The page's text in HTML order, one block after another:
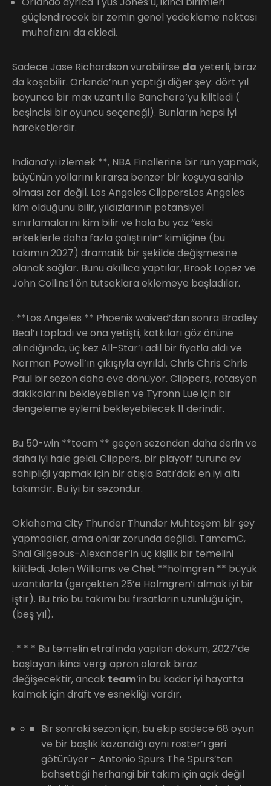
güçlendirecek bir zemin genel yedekleme noktası
muhafızını da ekledi.
Sadece Jase Richardson vurabilirse da yeterli, biraz
da koşabilir. Orlando’nun yaptığı diğer şey: dört yıl
boyunca bir max uzantı ile Banchero’yu kilitledi (
beşincisi bir oyuncu seçeneği). Bunların hepsi iyi
hareketlerdir.
Indiana’yı izlemek **, NBA Finallerine bir run yapmak,
büyünün yollarını kırarsa benzer bir koşuya sahip
olması zor değil. Los Angeles ClippersLos Angeles
kim olduğunu bilir, yıldızlarının potansiyel
sınırlamalarını kim bilir ve hala bu yaz “eski
erkeklerle daha fazla çalıştırılır” kimliğine (bu
takımın 2027) dramatik bir şekilde değişmesine
olanak sağlar. Bunu akıllıca yaptılar, Brook Lopez ve
John Collins’i ön tutsaklara eklemeye başladılar.
. **Los Angeles ** Phoenix waived’dan sonra Bradley
Beal’ı topladı ve ona yetişti, katkıları göz önüne
alındığında, üç kez All-Star’ı adil bir fiyatla aldı ve
Norman Powell’ın çıkışıyla ayrıldı. Chris Chris Chris
Paul bir sezon daha eve dönüyor. Clippers, rotasyon
dakikalarını bekleyebilen ve Tyronn Lue için bir
dengeleme eylemi bekleyebilecek 11 derindir.
Bu 50-win **team ** geçen sezondan daha derin ve
daha iyi hale geldi. Clippers, bir playoff turuna ev
sahipliği yapmak için bir atışla Batı’daki en iyi altı
takımdır. Bu iyi bir sezondur.
Oklahoma City Thunder Thunder Muhteşem bir şey
yapmadılar, ama onlar zorunda değildi. TamamC,
Shai Gilgeous-Alexander’in üç kişilik bir temelini
kilitledi, Jalen Williams ve Chet **holmgren ** büyük
uzantılarla (gerçekten 25’e Holmgren’i almak iyi bir
iştir). Bu trio bu takımı bu fırsatların uzunluğu için,
(beş yıl).
. * * * Bu temelin etrafında yapılan döküm, 2027’de
başlayan ikinci vergi apron olarak biraz
değişecektir, ancak team‘in bu kadar iyi hayatta
kalmak için draft ve esnekliği vardır.
Bir sonraki sezon için, bu ekip sadece 68 oyun
ve bir başlık kazandığı aynı roster’ı geri
götürüyor - Antonio Spurs The Spurs’tan
bahsettiği herhangi bir takım için açık değil